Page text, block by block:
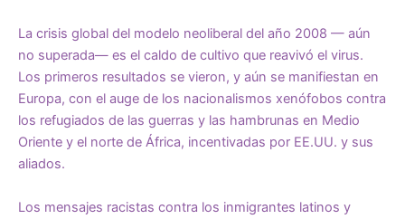
La crisis global del modelo neoliberal del año 2008 — aún
no superada— es el caldo de cultivo que reavivó el virus.
Los primeros resultados se vieron, y aún se manifiestan en
Europa, con el auge de los nacionalismos xenófobos contra
los refugiados de las guerras y las hambrunas en Medio
Oriente y el norte de África, incentivadas por EE.UU. y sus
aliados.
Los mensajes racistas contra los inmigrantes latinos y